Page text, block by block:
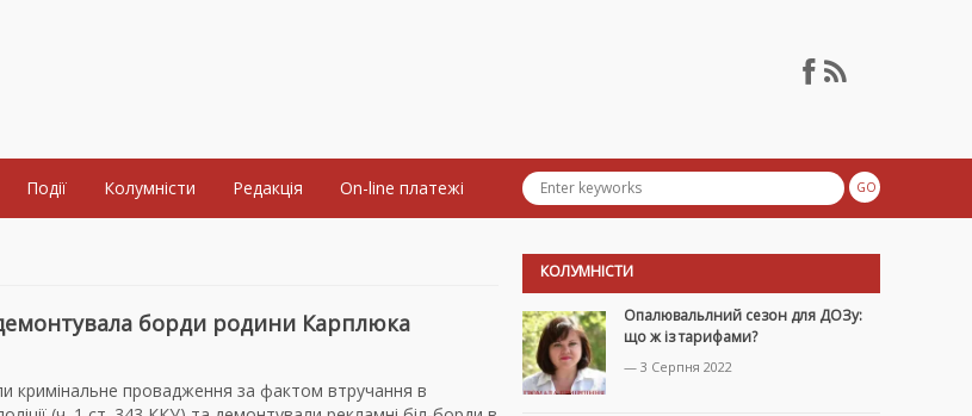
Події Колумністи Редакція On-line платежі
демонтувала борди родини Карплюка
кримінальне провадження за фактом втручання в
КОЛУМНІСТИ
Опалювальлний сезон для ДОЗу:
що ж із тарифами?
— 3 Серпня 2022